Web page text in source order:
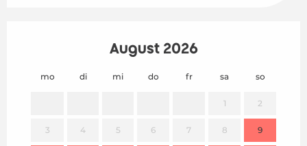
August 2026
mo di mi do fr sa so
1 2
3 4 5 6 7 8 9